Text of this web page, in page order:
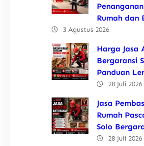
Rumah dan
3 Agustus 2026
Harga Jasa
Bergaransi
Panduan
28 Juli 2026
Jasa
Rumah
Solo
28 Juli 2026